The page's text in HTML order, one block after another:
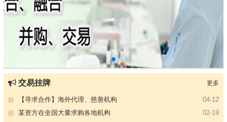
更多
交易挂牌
07-09
【专注投资】城投 交投 建投等国企项目合作
04-12
【寻求合作】海外代理、慈善机构
02-19
某资方在全国大量求购各地机构
01-14
代办港澳东南亚健康产品注册和平台搭建